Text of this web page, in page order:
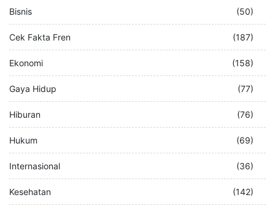
Bisnis (50)
Cek Fakta Fren (187)
Ekonomi (158)
Gaya Hidup (77)
Hiburan (76)
Hukum (69)
Internasional (36)
Kesehatan (142)